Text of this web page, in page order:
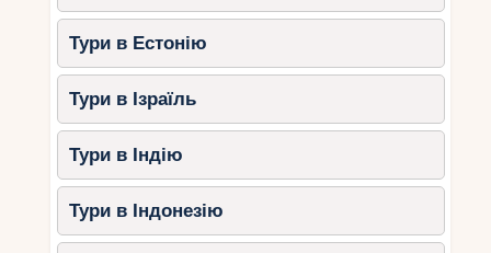
Тури в Естонію
Тури в Ізраїль
Тури в Індію
Тури в Індонезію